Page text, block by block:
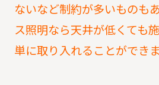
ないなど制約が多いものも
ス照明なら天井が低くても
単に取り入れることができま